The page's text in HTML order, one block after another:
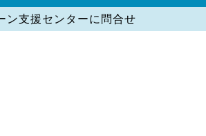
ン支援センターに問合せ